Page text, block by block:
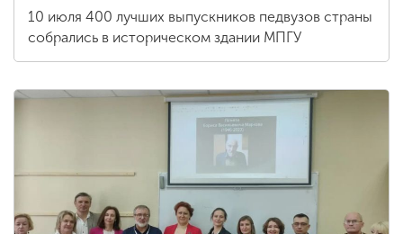
10 июля 400 лучших выпускников педвузов страны
собрались в историческом здании МПГУ